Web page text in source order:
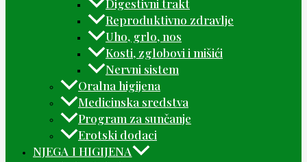
Digestivni trakt
Reproduktivno zdravlje
Uho, grlo, nos
Kosti, zglobovi i mišići
Nervni sistem
Oralna higijena
Medicinska sredstva
Program za sunčanje
Erotski dodaci
NJEGA I HIGIJENA